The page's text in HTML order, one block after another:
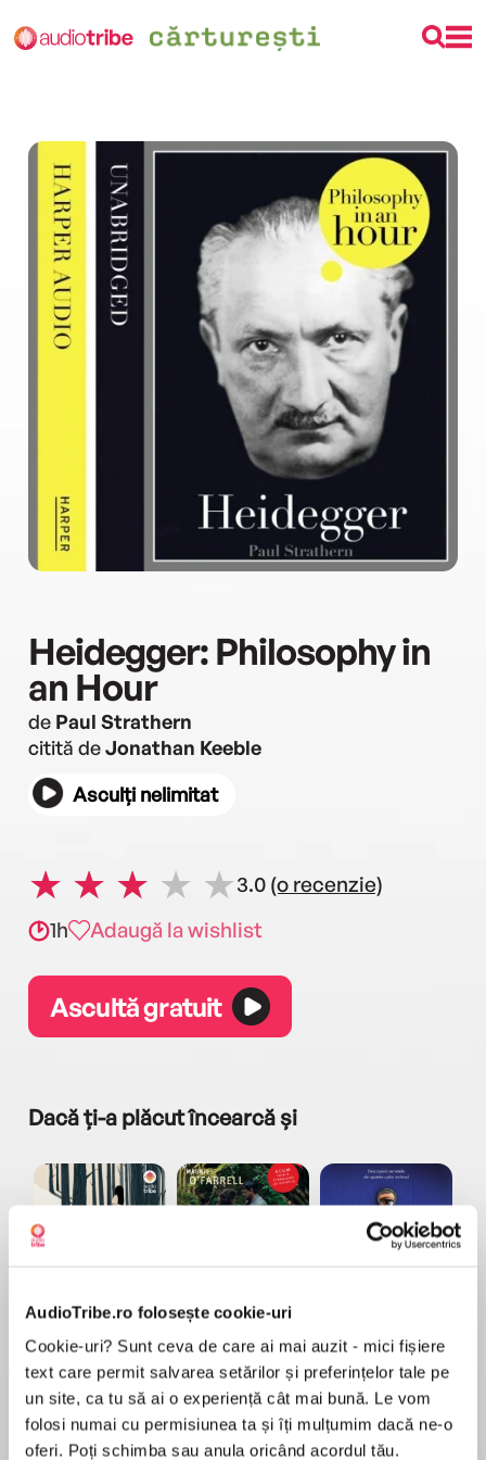
AudioTribe.ro folosește cookie-uri
Cookie-uri? Sunt ceva de care ai mai auzit - mici fișiere
text care permit salvarea setărilor și preferințelor tale pe
un site, ca tu să ai o experiență cât mai bună. Le vom
folosi numai cu permisiunea ta și îți mulțumim dacă ne-o
oferi. Poți schimba sau anula oricând acordul tău.
Heidegger: Philosophy in
an Hour
de Paul Strathern
citită deJonathan Keeble
Asculți nelimitat
3.0 (o recenzie)
1h
Adaugă la wishlist
Ascultă gratuit
Dacă ți-a plăcut încearcă și
Pădurea norvegiană
Haruki Murakami
Hamnet
Maggie O'Farrell